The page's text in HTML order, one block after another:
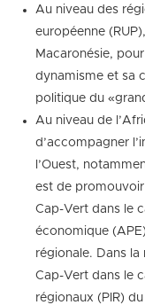
Au niveau des
européenne
Macaronésie,
dynamisme et sa
politique du
Au niveau de
d’accompagner
l’Ouest,
est de
Cap-Vert dans le
économique
régionale. Dans
Cap-Vert dans le
régionaux (PIR)